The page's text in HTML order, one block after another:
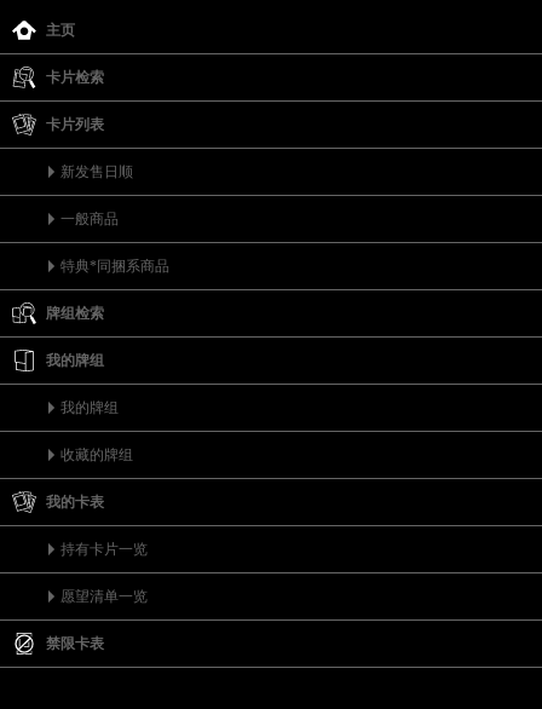
主页
卡片检索
卡片列表
新发售日顺
一般商品
特典*同捆系商品
牌组检索
我的牌组
我的牌组
收藏的牌组
我的卡表
持有卡片一览
愿望清单一览
禁限卡表